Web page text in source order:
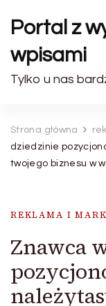
Portal z
wpisami
Tylko u nas
Strona główna
dziedzinie
twojego biznesu w
REKLAMA I
Znawca